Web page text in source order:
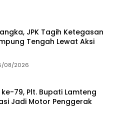
JPK Tagih Ketegasan
Tengah Lewat Aksi
08/2026
79, Plt. Bupati Lamteng
Jadi Motor Penggerak